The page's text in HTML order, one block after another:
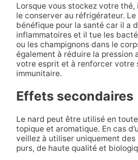
Lorsque vous stockez votre
le conserver au réfrigérateur.
bénéfique pour la santé car il a
inflammatoires et il tue les
ou les champignons dans le
également à réduire la pression
votre esprit et à renforcer votre
immunitaire.
Effets secondaires
Le nard peut être utilisé en
topique et aromatique. En cas
veillez à utiliser uniquement des
purs, de haute qualité et